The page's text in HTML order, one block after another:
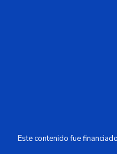
Este contenido fue